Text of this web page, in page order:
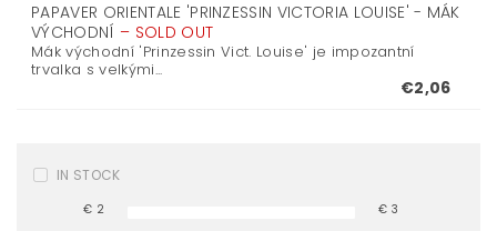
PAPAVER ORIENTALE 'PRINZESSIN VICTORIA LOUISE' - MÁK
VÝCHODNÍ – SOLD OUT
Mák východní 'Prinzessin Vict. Louise' je impozantní
trvalka s velkými...
€2,06
IN STOCK
€ 2 € 3